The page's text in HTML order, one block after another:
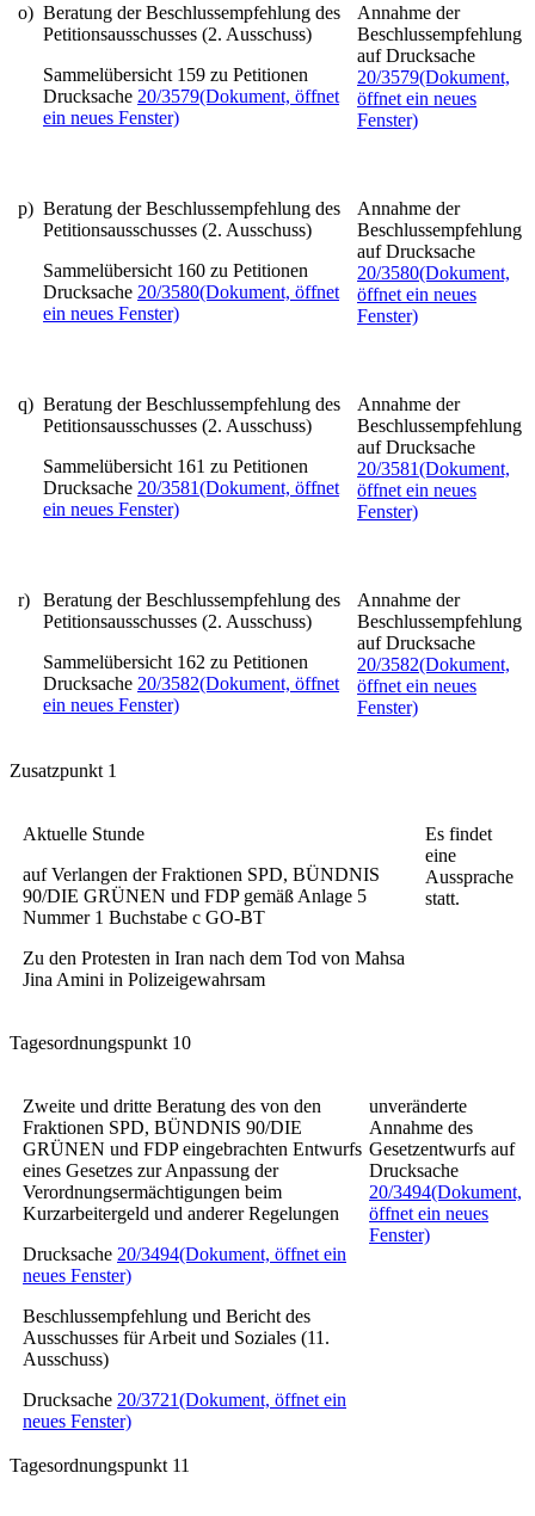
o) Beratung der Beschlussempfehlung des
Petitionsausschusses (2. Ausschuss)
Sammelübersicht 159 zu Petitionen
Drucksache 20/3579(Dokument, öffnet
ein neues Fenster)
Annahme der
Beschlussempfehlung
auf Drucksache
20/3579(Dokument,
öffnet ein neues
Fenster)
p) Beratung der Beschlussempfehlung des
Petitionsausschusses (2. Ausschuss)
Sammelübersicht 160 zu Petitionen
Drucksache 20/3580(Dokument, öffnet
ein neues Fenster)
Annahme der
Beschlussempfehlung
auf Drucksache
20/3580(Dokument,
öffnet ein neues
Fenster)
q) Beratung der Beschlussempfehlung des
Petitionsausschusses (2. Ausschuss)
Sammelübersicht 161 zu Petitionen
Drucksache 20/3581(Dokument, öffnet
ein neues Fenster)
Annahme der
Beschlussempfehlung
auf Drucksache
20/3581(Dokument,
öffnet ein neues
Fenster)
r)
Beratung der Beschlussempfehlung des
Petitionsausschusses (2. Ausschuss)
Sammelübersicht 162 zu Petitionen
Drucksache 20/3582(Dokument, öffnet
ein neues Fenster)
Annahme der
Beschlussempfehlung
auf Drucksache
20/3582(Dokument,
öffnet ein neues
Fenster)
Zusatzpunkt 1
Aktuelle Stunde
auf Verlangen der Fraktionen SPD, BÜNDNIS
90/DIE GRÜNEN und FDP gemäß Anlage 5
Nummer 1 Buchstabe c GO-BT
Zu den Protesten in Iran nach dem Tod von Mahsa
Jina Amini in Polizeigewahrsam
Es findet
eine
Aussprache
statt.
Tagesordnungspunkt 10
Zweite und dritte Beratung des von den
Fraktionen SPD, BÜNDNIS 90/DIE
GRÜNEN und FDP eingebrachten Entwurfs
eines Gesetzes zur Anpassung der
Verordnungsermächtigungen beim
Kurzarbeitergeld und anderer Regelungen
Drucksache 20/3494(Dokument, öffnet ein
neues Fenster)
Beschlussempfehlung und Bericht des
Ausschusses für Arbeit und Soziales (11.
Ausschuss)
Drucksache 20/3721(Dokument, öffnet ein
neues Fenster)
unveränderte
Annahme des
Gesetzentwurfs auf
Drucksache
20/3494(Dokument,
öffnet ein neues
Fenster)
Tagesordnungspunkt 11